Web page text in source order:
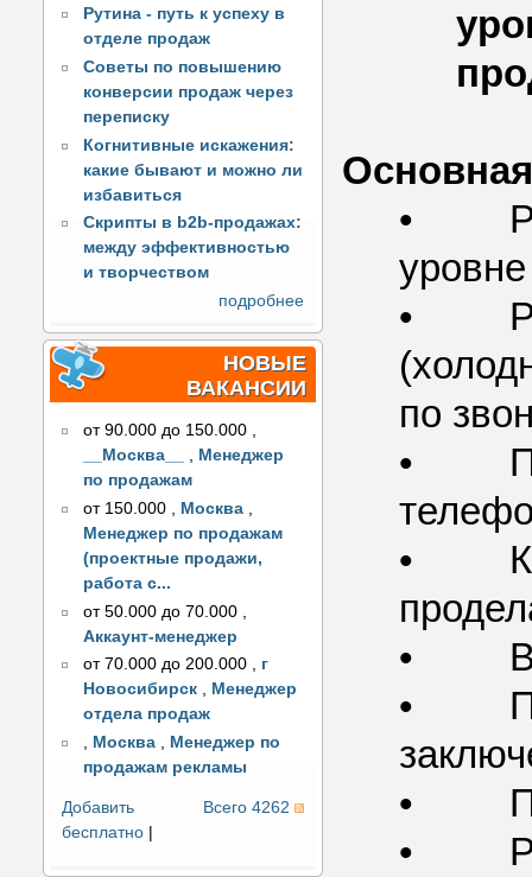
Рутина - путь к успеху в
отделе продаж
Советы по повышению
конверсии продаж через
переписку
Когнитивные искажения:
какие бывают и можно ли
избавиться
Скрипты в b2b-продажах:
между эффективностью
и творчеством
подробнее
НОВЫЕ
ВАКАНСИИ
от 90.000 до 150.000 ,
__Москва__
, Менеджер
по продажам
от 150.000
Москва
Менеджер по продажам
(проектные продажи,
работа с...
от 50.000 до 70.000
Аккаунт-менеджер
от 70.000 до 200.000 , г
Новосибирск , Менеджер
отдела продаж
, Москва , Менеджер по
продажам рекламы
Всего 4262
Добавить
бесплатно
•
уровне
•
по
•
•
•
•
•
•